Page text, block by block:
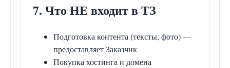
7. Что НЕ входит в ТЗ
Подготовка контента (тексты, фото) —
предоставляет Заказчик
Покупка хостинга и домена